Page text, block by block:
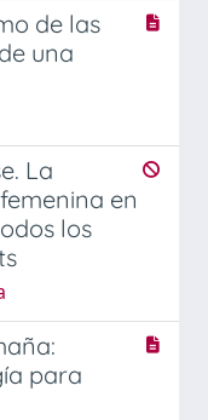
de las
una
La
en
los
para